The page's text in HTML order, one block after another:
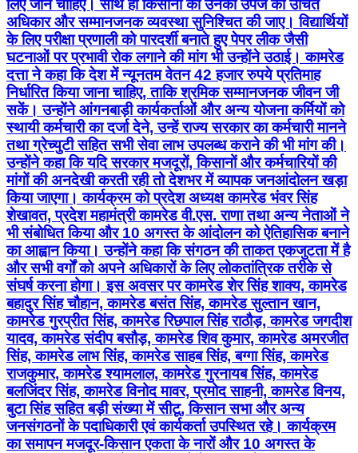
लिए जाने चाहिए। साथ ही किसानों को उनकी उपज का उचित
अधिकार और सम्मानजनक व्यवस्था सुनिश्चित की जाए। विद्यार्थियों
के लिए परीक्षा प्रणाली को पारदर्शी बनाते हुए पेपर लीक जैसी
घटनाओं पर प्रभावी रोक लगाने की मांग भी उन्होंने उठाई। कामरेड
दत्ता ने कहा कि देश में न्यूनतम वेतन 42 हजार रुपये प्रतिमाह
निर्धारित किया जाना चाहिए, ताकि श्रमिक सम्मानजनक जीवन जी
सकें। उन्होंने आंगनबाड़ी कार्यकर्ताओं और अन्य योजना कर्मियों को
स्थायी कर्मचारी का दर्जा देने, उन्हें राज्य सरकार का कर्मचारी मानने
तथा ग्रेच्युटी सहित सभी सेवा लाभ उपलब्ध कराने की भी मांग की।
उन्होंने कहा कि यदि सरकार मजदूरों, किसानों और कर्मचारियों की
मांगों की अनदेखी करती रही तो देशभर में व्यापक जनआंदोलन खड़ा
किया जाएगा। कार्यक्रम को प्रदेश अध्यक्ष कामरेड भंवर सिंह
शेखावत, प्रदेश महामंत्री कामरेड वी.एस. राणा तथा अन्य नेताओं ने
भी संबोधित किया और 10 अगस्त के आंदोलन को ऐतिहासिक बनाने
का आह्वान किया। उन्होंने कहा कि संगठन की ताकत एकजुटता में है
और सभी वर्गों को अपने अधिकारों के लिए लोकतांत्रिक तरीके से
संघर्ष करना होगा। इस अवसर पर कामरेड शेर सिंह शाक्य, कामरेड
बहादुर सिंह चौहान, कामरेड बसंत सिंह, कामरेड सुल्तान खान,
कामरेड गुरप्रीत सिंह, कामरेड रिछपाल सिंह राठौड़, कामरेड जगदीश
यादव, कामरेड संदीप बसौड़, कामरेड शिव कुमार, कामरेड अमरजीत
सिंह, कामरेड लाभ सिंह, कामरेड साहब सिंह, बग्गा सिंह, कामरेड
राजकुमार, कामरेड श्यामलाल, कामरेड गुरनायब सिंह, कामरेड
बलजिंदर सिंह, कामरेड विनोद मावर, प्रमोद साहनी, कामरेड विनय,
बुटा सिंह सहित बड़ी संख्या में सीटू, किसान सभा और अन्य
जनसंगठनों के पदाधिकारी एवं कार्यकर्ता उपस्थित रहे। कार्यक्रम
का समापन मजदूर-किसान एकता के नारों और 10 अगस्त के